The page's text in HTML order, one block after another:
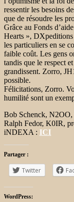
ressentir les besoins
que de résoudre les
Grâce au Fonds
Hearts », DXpeditions
les particuliers en se
faible coût. Les gens
tandis que le respect
grandissent. Zorro,
possible.
Félicitations, Zorro.
humilité sont un
Bob Schenck,
Ralph Fedor, K0IR,
iNDEXA : ICI
Partager :
Twitter
WordPress: